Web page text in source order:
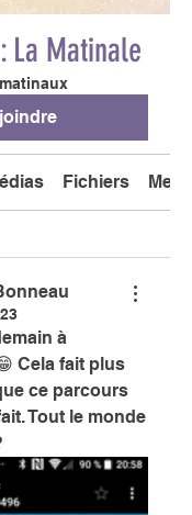
La Matinale
Fichiers
à
Cela fait plus
ce parcours
Tout le monde